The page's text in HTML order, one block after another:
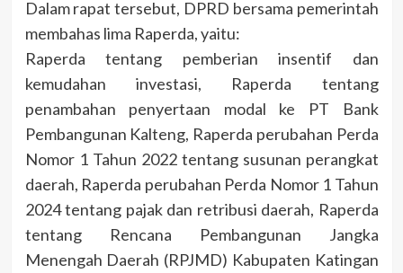
Dalam rapat tersebut, DPRD bersama pemerintah
membahas lima Raperda, yaitu:
Raperda tentang pemberian insentif dan
kemudahan investasi, Raperda tentang
penambahan penyertaan modal ke PT Bank
Pembangunan Kalteng, Raperda perubahan Perda
Nomor 1 Tahun 2022 tentang susunan perangkat
daerah, Raperda perubahan Perda Nomor 1 Tahun
2024 tentang pajak dan retribusi daerah, Raperda
tentang Rencana Pembangunan Jangka
Menengah Daerah (RPJMD) Kabupaten Katingan